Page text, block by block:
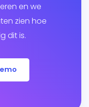
en we
zien hoe
dit is.